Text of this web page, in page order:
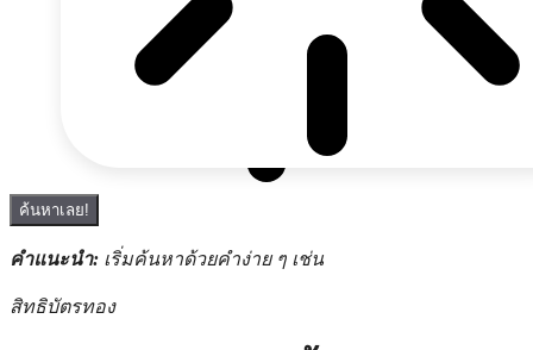
ค้นหาเลย!
คำแนะนำ: เริ่มค้นหาด้วยคำง่าย ๆ เช่น
สิทธิบัตรทอง